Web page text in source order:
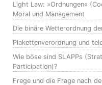
Light Law: »Ordnungen«
Moral und Management
Die binäre Wetterordnung
Plakettenverordnung und
Wie böse sind SLAPPs
Participation)?
Frege und die Frage nach